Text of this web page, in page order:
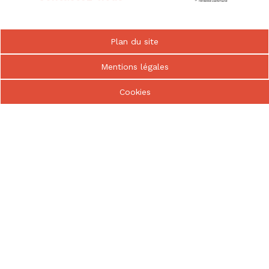
Pied
de
Plan du site
Mentions légales
Cookies